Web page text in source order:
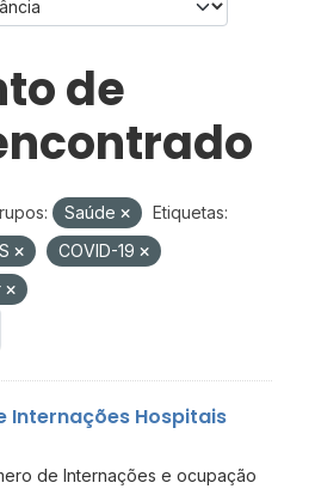
de
Saúde
Etiquetas:
COVID-19
Internações Hospitais
de Internações e ocupação